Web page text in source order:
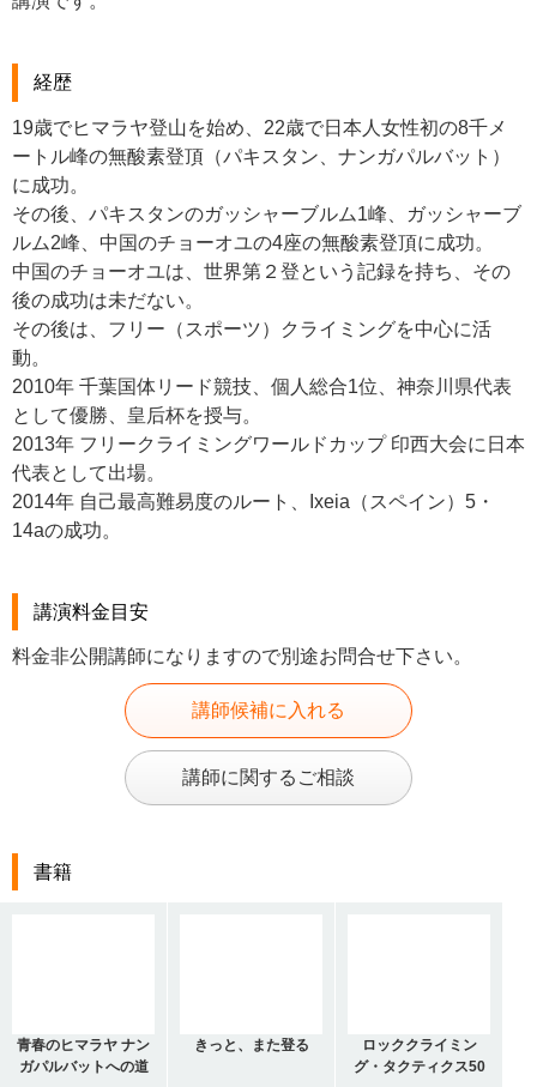
経歴
19歳でヒマラヤ登山を始め、22歳で日本人女性初の8千メ
ートル峰の無酸素登頂（パキスタン、ナンガパルバット）
に成功。
その後、パキスタンのガッシャーブルム1峰、ガッシャーブ
ルム2峰、中国のチョーオユの4座の無酸素登頂に成功。
中国のチョーオユは、世界第２登という記録を持ち、その
後の成功は未だない。
その後は、フリー（スポーツ）クライミングを中心に活
動。
2010年 千葉国体リード競技、個人総合1位、神奈川県代表
として優勝、皇后杯を授与。
2013年 フリークライミングワールドカップ 印西大会に日本
代表として出場。
2014年 自己最高難易度のルート、Ixeia（スペイン）5・
14aの成功。
講演料金目安
料金非公開講師になりますので別途お問合せ下さい。
講師候補に入れる
講師に関するご相談
書籍
青春のヒマラヤ ナン
ガパルバットへの道
きっと、また登る
ロッククライミン
グ・タクティクス50